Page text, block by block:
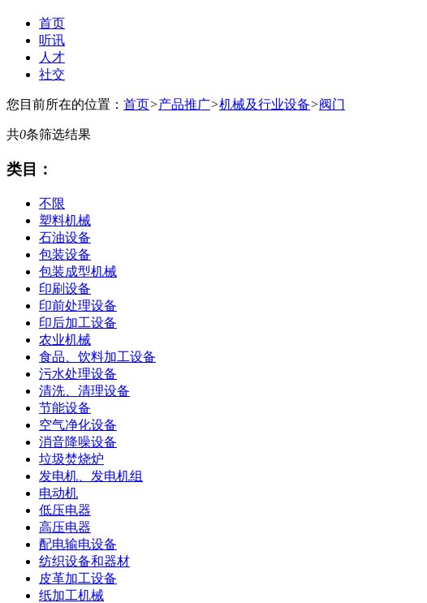
首页
听讯
人才
社交
您目前所在的位置： 首页>产品推广>机械及行业设备>阀门
共0条筛选结果
类目：
不限
塑料机械
石油设备
包装设备
包装成型机械
印刷设备
印前处理设备
印后加工设备
农业机械
食品、饮料加工设备
污水处理设备
清洗、清理设备
节能设备
空气净化设备
消音降噪设备
垃圾焚烧炉
发电机、发电机组
电动机
低压电器
高压电器
配电输电设备
纺织设备和器材
皮革加工设备
纸加工机械